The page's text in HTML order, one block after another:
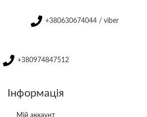
+380630674044 / viber
+380974847512
Інформація
Мій аккаунт